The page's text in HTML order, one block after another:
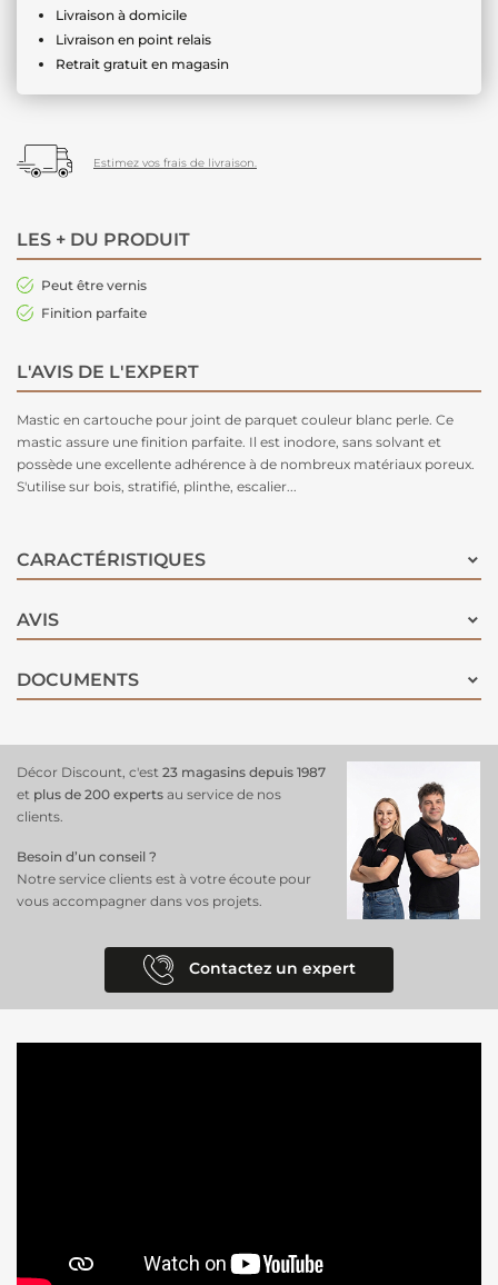
Livraison à domicile
Livraison en point relais
Retrait gratuit en magasin
Estimez vos frais de livraison.
LES + DU PRODUIT
Peut être vernis
Finition parfaite
L'AVIS DE L'EXPERT
Mastic en cartouche pour joint de parquet couleur blanc perle. Ce
mastic assure une finition parfaite. Il est inodore, sans solvant et
possède une excellente adhérence à de nombreux matériaux poreux.
S'utilise sur bois, stratifié, plinthe, escalier...
CARACTÉRISTIQUES
AVIS
DOCUMENTS
Décor Discount, c'est 23 magasins depuis 1987
et plus de 200 experts au service de nos
clients.
Besoin d’un conseil ?
Notre service clients est à votre écoute pour
vous accompagner dans vos projets.
Contactez un expert